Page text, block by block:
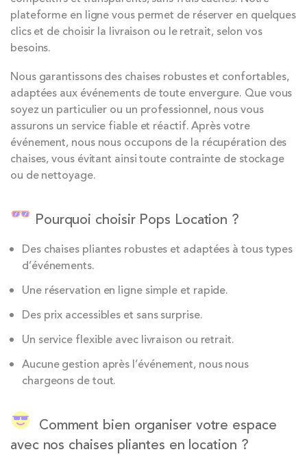
plateforme en ligne vous permet de réserver en quelques
clics et de choisir la livraison ou le retrait, selon vos
besoins.
Nous garantissons des chaises robustes et confortables,
adaptées aux événements de toute envergure. Que vous
soyez un particulier ou un professionnel, nous vous
assurons un service fiable et réactif. Après votre
événement, nous nous occupons de la récupération des
chaises, vous évitant ainsi toute contrainte de stockage
ou de nettoyage.
Pourquoi choisir Pops Location ?
Des chaises pliantes robustes et adaptées à tous types
d’événements.
Une réservation en ligne simple et rapide.
Des prix accessibles et sans surprise.
Un service flexible avec livraison ou retrait.
Aucune gestion après l’événement, nous nous
chargeons de tout.
Comment bien organiser votre espace
avec nos chaises pliantes en location ?